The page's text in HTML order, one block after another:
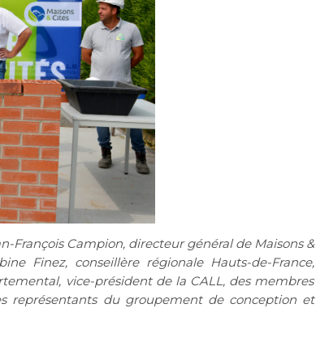
François Campion, directeur général de Maisons &
Finez, conseillère régionale Hauts-de-France,
vice-président de la CALL , des membres
représentants du groupement deconception et